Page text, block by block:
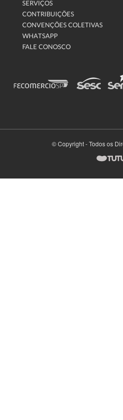
SERVIÇOS
CONTRIBUIÇÕES
CONVENÇÕES COLETIVAS
WHATSAPP
FALE CONOSCO
© Copyright - Todos os